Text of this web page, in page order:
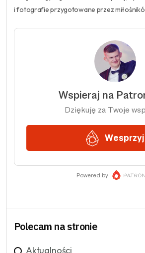
i fotografie przygotowane przez
Polecam na stronie
Aktualności